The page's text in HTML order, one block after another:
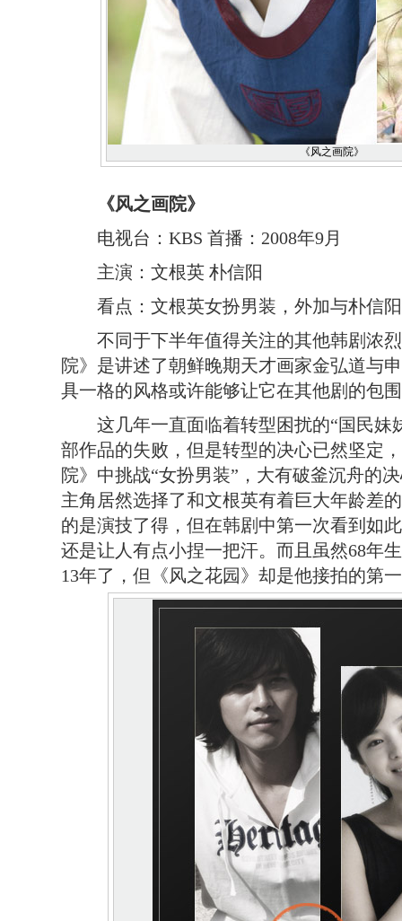
《风之画院》
《风之画院》
电视台：KBS 首播：2008年9月
主演：文根英 朴信阳
看点：文根英女扮男装，外加与朴信
不同于下半年值得关注的其他韩剧浓烈
院》是讲述了朝鲜晚期天才画家金弘道与
具一格的风格或许能够让它在其他剧的包
这几年一直面临着转型困扰的“国民妹
部作品的失败，但是转型的决心已然坚定
院》中挑战“女扮男装”，大有破釜沉舟的
主角居然选择了和文根英有着巨大年龄差
的是演技了得，但在韩剧中第一次看到如
还是让人有点小捏一把汗。而且虽然68年
13年了，但《风之花园》却是他接拍的第